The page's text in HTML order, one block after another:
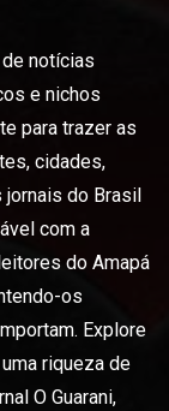
notícias
e nichos
para trazer as
cidades,
do Brasil
com a
do Amapá
os
Explore
riqueza de
O Guarani,